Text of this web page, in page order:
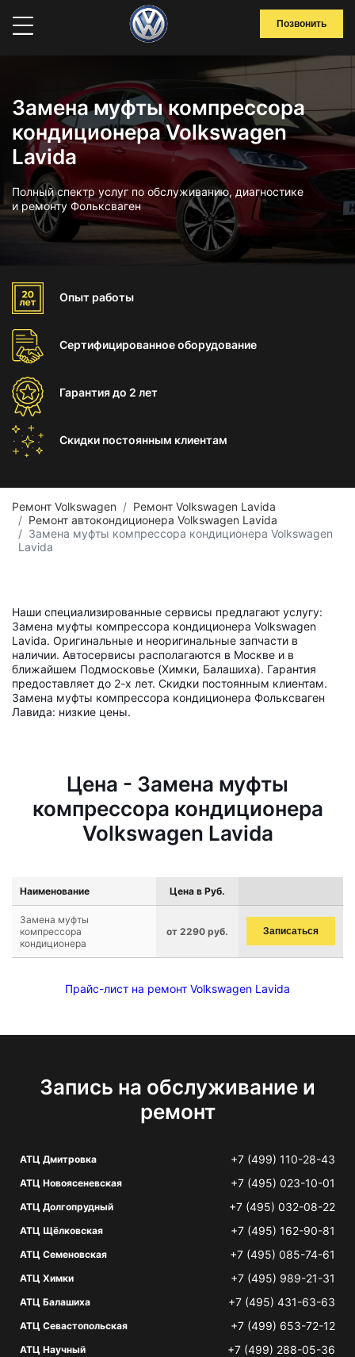
Позвонить
Замена муфты компрессора
кондиционера Volkswagen
Lavida
Полный спектр услуг по обслуживанию, диагностике
и ремонту Фольксваген
Опыт работы
Сертифицированноеоборудование
Гарантиядо 2 лет
Скидки постоянным клиентам
Ремонт Volkswagen
Ремонт Volkswagen Lavida
Ремонт автокондиционера Volkswagen Lavida
Замена муфты компрессора кондиционера Volkswagen
Lavida
Наши специализированные сервисы предлагают услугу:
Замена муфты компрессора кондиционера Volkswagen
Lavida. Оригинальные и неоригинальные запчасти в
наличии. Автосервисы располагаются в Москве и в
ближайшем Подмосковье (Химки, Балашиха). Гарантия
предоставляет до 2-х лет. Скидки постоянным клиентам.
Замена муфты компрессора кондиционера Фольксваген
Лавида: низкие цены.
Цена - Замена муфты
компрессора кондиционера
Volkswagen Lavida
Наименование Цена в Руб.
Замена муфты
компрессора
кондиционера
от 2290 руб. Записаться
Прайс-лист на ремонт Volkswagen Lavida
Запись на обслуживание и
ремонт
АТЦ Дмитровка +7 (499) 110-28-43
АТЦ Новоясеневская +7 (495) 023-10-01
АТЦ Долгопрудный +7 (495) 032-08-22
АТЦ Щёлковская +7 (495) 162-90-81
АТЦ Семеновская +7 (495) 085-74-61
АТЦ Химки +7 (495) 989-21-31
АТЦ Балашиха +7 (495) 431-63-63
АТЦ Севастопольская +7 (499) 653-72-12
АТЦ Научный +7 (499) 288-05-36